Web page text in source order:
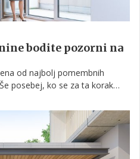
bodite pozorni na
od najbolj pomembnih
posebej, ko se za ta korak